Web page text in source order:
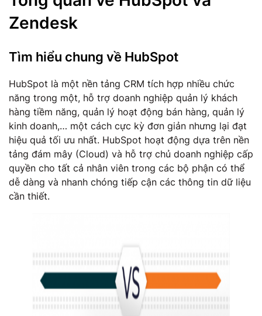
Zendesk
Tìm hiểu chung về HubSpot
HubSpot là một nền tảng CRM tích hợp nhiều chức
năng trong một, hỗ trợ doanh nghiệp quản lý khách
hàng tiềm năng, quản lý hoạt động bán hàng, quản lý
kinh doanh,… một cách cực kỳ đơn giản nhưng lại đạt
hiệu quả tối ưu nhất. HubSpot hoạt động dựa trên nền
tảng đám mây (Cloud) và hỗ trợ chủ doanh nghiệp cấp
quyền cho tất cả nhân viên trong các bộ phận có thể
dễ dàng và nhanh chóng tiếp cận các thông tin dữ liệu
cần thiết.